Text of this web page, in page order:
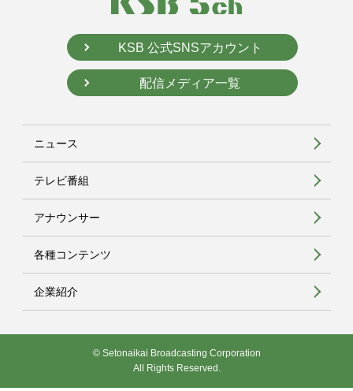
KSB 公式SNSアカウント
配信メディア一覧
ニュース
テレビ番組
アナウンサー
各種コンテンツ
企業紹介
© Setonaikai Broadcasting Corporation
All Rights Reserved.